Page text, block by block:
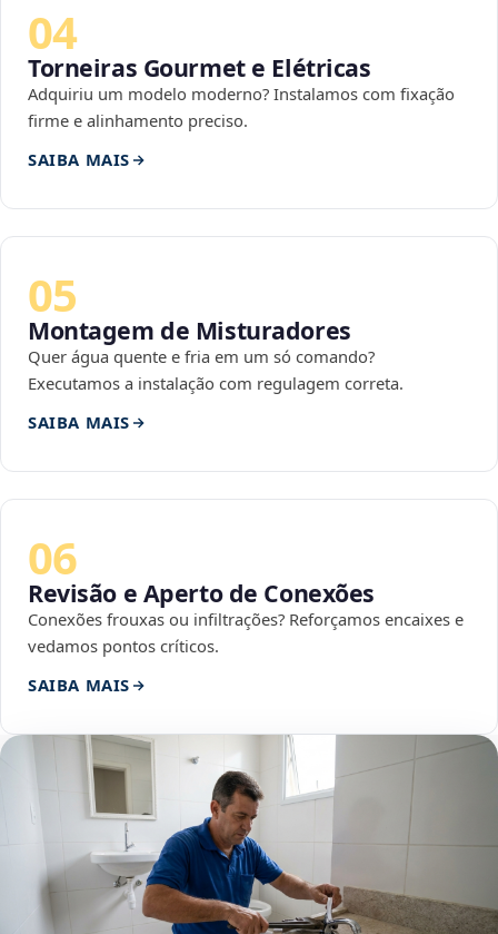
04
Torneiras Gourmet e Elétricas
Adquiriu um modelo moderno? Instalamos com fixação
firme e alinhamento preciso.
SAIBA MAIS
05
Montagem de Misturadores
Quer água quente e fria em um só comando?
Executamos a instalação com regulagem correta.
SAIBA MAIS
06
Revisão e Aperto de Conexões
Conexões frouxas ou infiltrações? Reforçamos encaixes e
vedamos pontos críticos.
SAIBA MAIS